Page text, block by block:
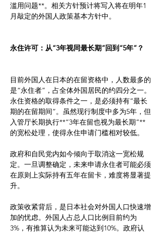
滥用问题**。相关方针预计将写入将在明年1
月敲定的外国人政策基本方针中。
永住许可：从“3年视同最长期”回到“5年”？
目前外国人在日本的在留资格中，人数最多的
是“永住者”，占全体外国居民的约四分之一。
永住资格的取得条件之一，是必须持有“最长
期的在留期间”。虽然现行制度中多为5年，但
入管厅长期执行**“3年在留也视为最长期”**
的宽松处理，使得永住申请门槛相对较低。
政府和自民党内如今倾向于取消这一宽松规
定。一旦调整确定，未来申请永住者可能必须
在原则上实际持有五年在留卡，难度将显著提
升。
政策收紧背后，是日本社会对外国人口快速增
加的忧虑。外国人占总人口比例目前约为
3%，有推算认为未来可能达到10%。政府认